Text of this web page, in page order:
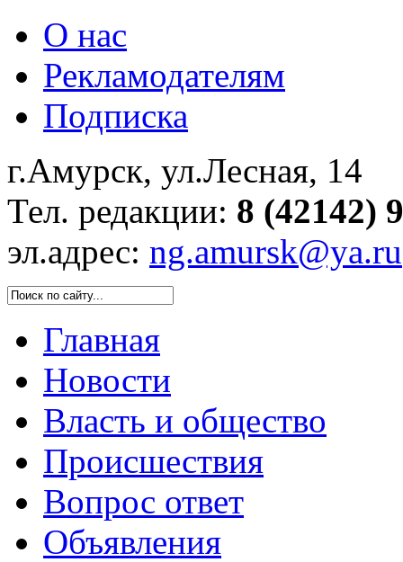
О нас
Рекламодателям
Подписка
г.Амурск, ул.Лесная, 14
Тел. редакции: 8 (42142)
эл.адрес: ng.amursk@ya.ru
Главная
Новости
Власть и общество
Происшествия
Вопрос ответ
Объявления